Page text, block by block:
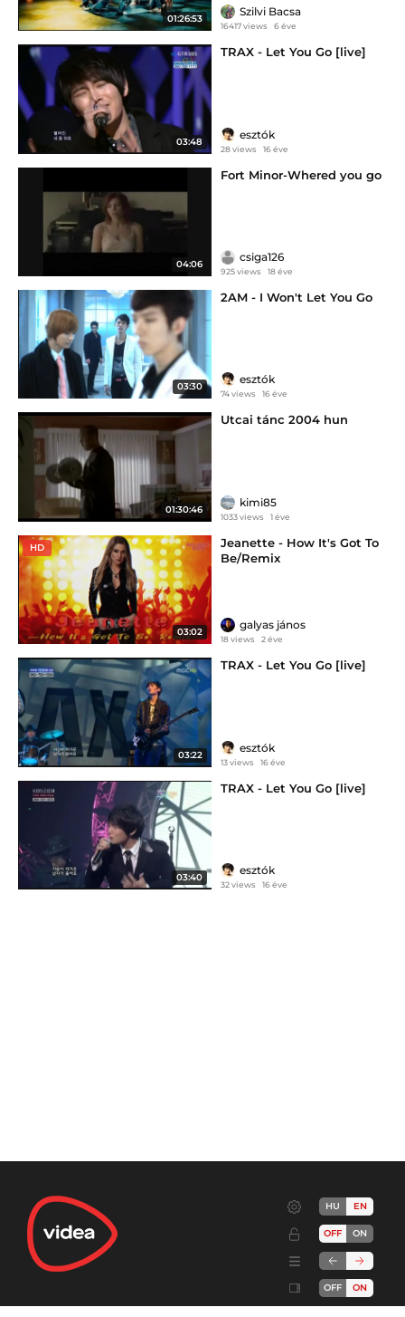
01:26:53
Szilvi Bacsa
16417 views 6 éve
03:48
TRAX - Let You Go [live]
esztók
28 views 16 éve
04:06
Fort Minor-Whered you go
csiga126
925 views 18 éve
03:30
2AM - I Won't Let You Go
esztók
74 views 16 éve
01:30:46
Utcai tánc 2004 hun
kimi85
1033 views 1 éve
HD
03:02
Jeanette - How It's Got To
Be/Remix
galyas jános
18 views 2 éve
03:22
TRAX - Let You Go [live]
esztók
13 views 16 éve
03:40
TRAX - Let You Go [live]
esztók
32 views 16 éve
HU EN
OFF ON
OFF ON